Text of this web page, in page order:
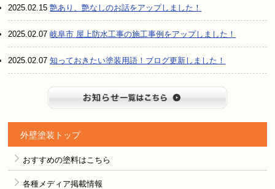
2025.02.15艶あり、艶なしのお話をアップしました！
2025.02.07岐阜市 屋上防水工事の施工事例をアップしました！
2025.02.07知っておきたい塗装用語！ブログ更新しました！
外壁塗装トップ
おすすめの塗料はこちら
各種メディア掲載情報